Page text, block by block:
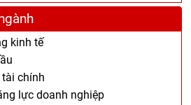
kinh tế
chính
lực doanh nghiệp